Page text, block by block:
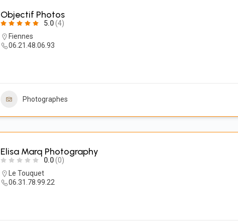
Objectif Photos
5.0 (4)
Fiennes
06.21.48.06.93
Photographes
Elisa Marq Photography
0.0 (0)
Le Touquet
06.31.78.99.22